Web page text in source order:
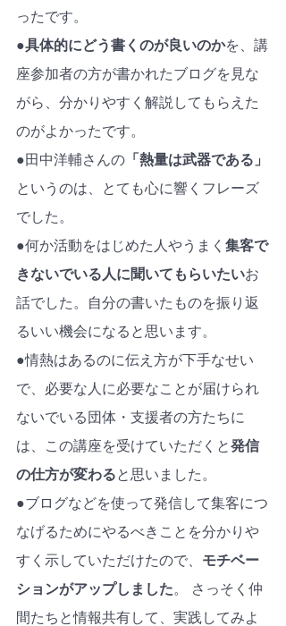
ったです。
●具体的にどう書くのが良いのかを、講
座参加者の方が書かれたブログを見な
がら、分かりやすく解説してもらえた
のがよかったです。
●田中洋輔さんの 「熱量は武器である」
というのは、とても心に響くフレーズ
でした。
●何か活動をはじめた人やうまく 集客で
きないでいる人に聞いてもらいたいお
話でした。自分の書いたものを振り返
るいい機会になると思います。
●情熱はあるのに伝え方が下手なせい
で、必要な人に必要なことが届けられ
ないでいる団体・支援者の方たちに
は、この講座を受けていただくと発信
の仕方が変わると思いました。
●ブログなどを使って発信して集客につ
なげるためにやるべきことを分かりや
すく示していただけたので、 モチベー
ションがアップしました。 さっそく仲
間たちと情報共有して、実践してみよ